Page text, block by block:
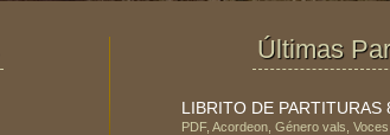
Últimas
LIBRITO DE PARTITURAS
PDF, Acordeon , Género vals , Voces